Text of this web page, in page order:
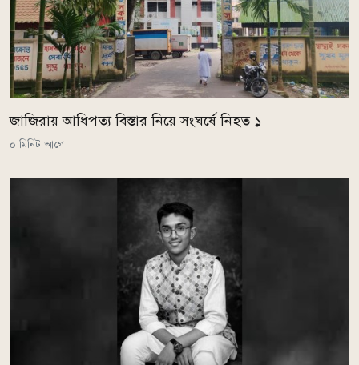
জাজিরায় আধিপত্য বিস্তার নিয়ে সংঘর্ষে নিহত ১
০ মিনিট আগে